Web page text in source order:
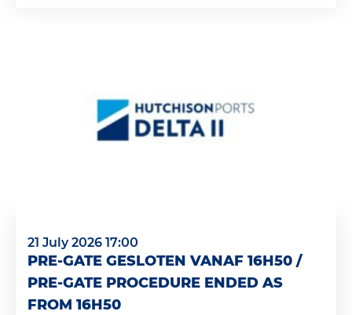
21 July 2026 17:00
PRE-GATE GESLOTEN VANAF 16H50 /
PRE-GATE PROCEDURE ENDED AS
FROM 16H50